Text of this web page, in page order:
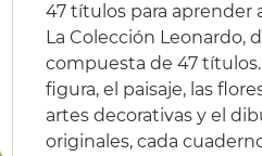
11,35 € (10%)
10,22 €
47 títulos para aprender
La Colección Leonardo,
compuesta de 47
figura, el paisaje, las
artes decorativas y el
originales, cada